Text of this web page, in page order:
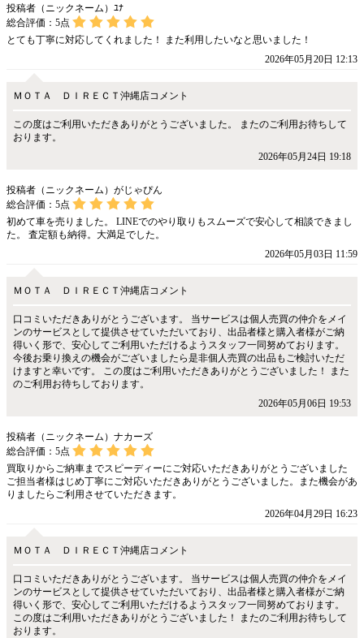
投稿者（ニックネーム）ﾕﾅ
総合評価： 5点
とても丁寧に対応してくれました！ また利用したいなと思いました！
2026年05月20日 12:13
ＭＯＴＡ ＤＩＲＥＣＴ沖縄店コメント
この度はご利用いただきありがとうございました。 またのご利用お待ちして
おります。
2026年05月24日 19:18
投稿者（ニックネーム）がじゃぴん
総合評価： 5点
初めて車を売りました。 LINEでのやり取りもスムーズで安心して相談できまし
た。 査定額も納得。大満足でした。
2026年05月03日 11:59
ＭＯＴＡ ＤＩＲＥＣＴ沖縄店コメント
口コミいただきありがとうございます。 当サービスは個人売買の仲介をメイ
ンのサービスとして提供させていただいており、出品者様と購入者様がご納
得いく形で、安心してご利用いただけるようスタッフ一同努めております。
今後お乗り換えの機会がございましたら是非個人売買の出品もご検討いただ
けますと幸いです。 この度はご利用いただきありがとうございました！ また
のご利用お待ちしております。
2026年05月06日 19:53
投稿者（ニックネーム）ナカーズ
総合評価： 5点
買取りからご納車までスピーディーにご対応いただきありがとうございました
ご担当者様はじめ丁寧にご対応いただきありがとうございました。また機会があ
りましたらご利用させていただきます。
2026年04月29日 16:23
ＭＯＴＡ ＤＩＲＥＣＴ沖縄店コメント
口コミいただきありがとうございます。 当サービスは個人売買の仲介をメイ
ンのサービスとして提供させていただいており、出品者様と購入者様がご納
得いく形で、安心してご利用いただけるようスタッフ一同努めております。
この度はご利用いただきありがとうございました！ またのご利用お待ちして
おります。